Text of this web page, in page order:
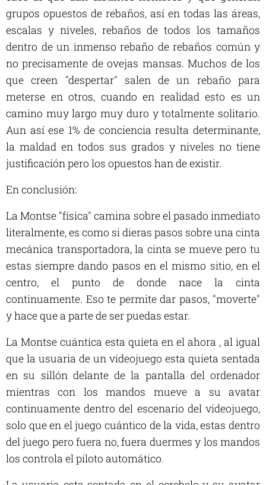
grupos opuestos de rebaños, así en todas las áreas,
escalas y niveles, rebaños de todos los tamaños
dentro de un inmenso rebaño de rebaños común y
no precisamente de ovejas mansas. Muchos de los
que creen "despertar" salen de un rebaño para
meterse en otros, cuando en realidad esto es un
camino muy largo muy duro y totalmente solitario.
Aun así ese 1% de conciencia resulta determinante,
la maldad en todos sus grados y niveles no tiene
justificación pero los opuestos han de existir.
En conclusión:
La Montse "física" camina sobre el pasado inmediato
literalmente, es como si dieras pasos sobre una cinta
mecánica transportadora, la cinta se mueve pero tu
estas siempre dando pasos en el mismo sitio, en el
centro, el punto de donde nace la cinta
continuamente. Eso te permite dar pasos, "moverte"
y hace que a parte de ser puedas estar.
La Montse cuántica esta quieta en el ahora , al igual
que la usuaria de un videojuego esta quieta sentada
en su sillón delante de la pantalla del ordenador
mientras con los mandos mueve a su avatar
continuamente dentro del escenario del videojuego,
solo que en el juego cuántico de la vida, estas dentro
del juego pero fuera no, fuera duermes y los mandos
los controla el piloto automático.